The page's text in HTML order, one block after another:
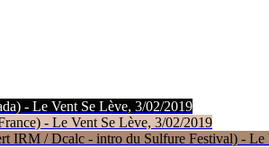
- Le Vent Se Lève, 3/02/2019
- Le Vent Se Lève, 3/02/2019
IRM / Dcalc - intro du Sulfure Festival) - Le